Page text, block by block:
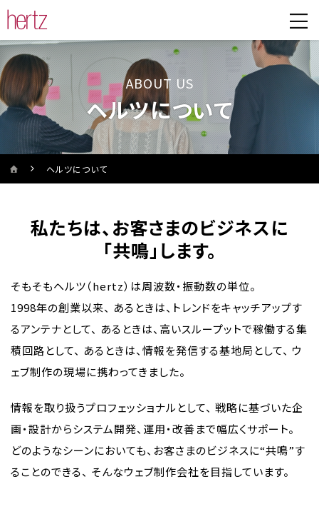
ABOUT US
ヘルツについて
ヘルツについて
私たちは、お客さまのビジネスに
「共鳴」します。
そもそもヘルツ（hertz）は周波数・振動数の単位。
1998年の創業以来、 あるときは、トレンドをキャッチアップす
るアンテナとして、 あるときは、高いスループットで稼働する集
積回路として、 あるときは、情報を発信する基地局として、 ウ
ェブ制作の現場に携わってきました。
情報を取り扱うプロフェッショナルとして、 戦略に基づいた企
画・設計からシステム開発、運用・改善まで幅広くサポート。
どのようなシーンにおいても、お客さまのビジネスに“共鳴”す
ることのできる、 そんなウェブ制作会社を目指しています。